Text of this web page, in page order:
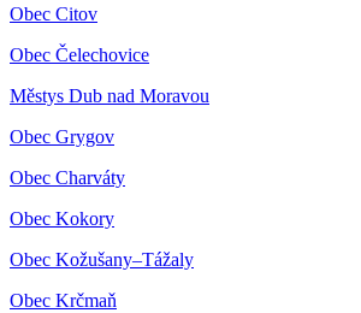
Obec Citov
Obec Čelechovice
Městys Dub nad Moravou
Obec Grygov
Obec Charváty
Obec Kokory
Obec Kožušany–Tážaly
Obec Krčmaň